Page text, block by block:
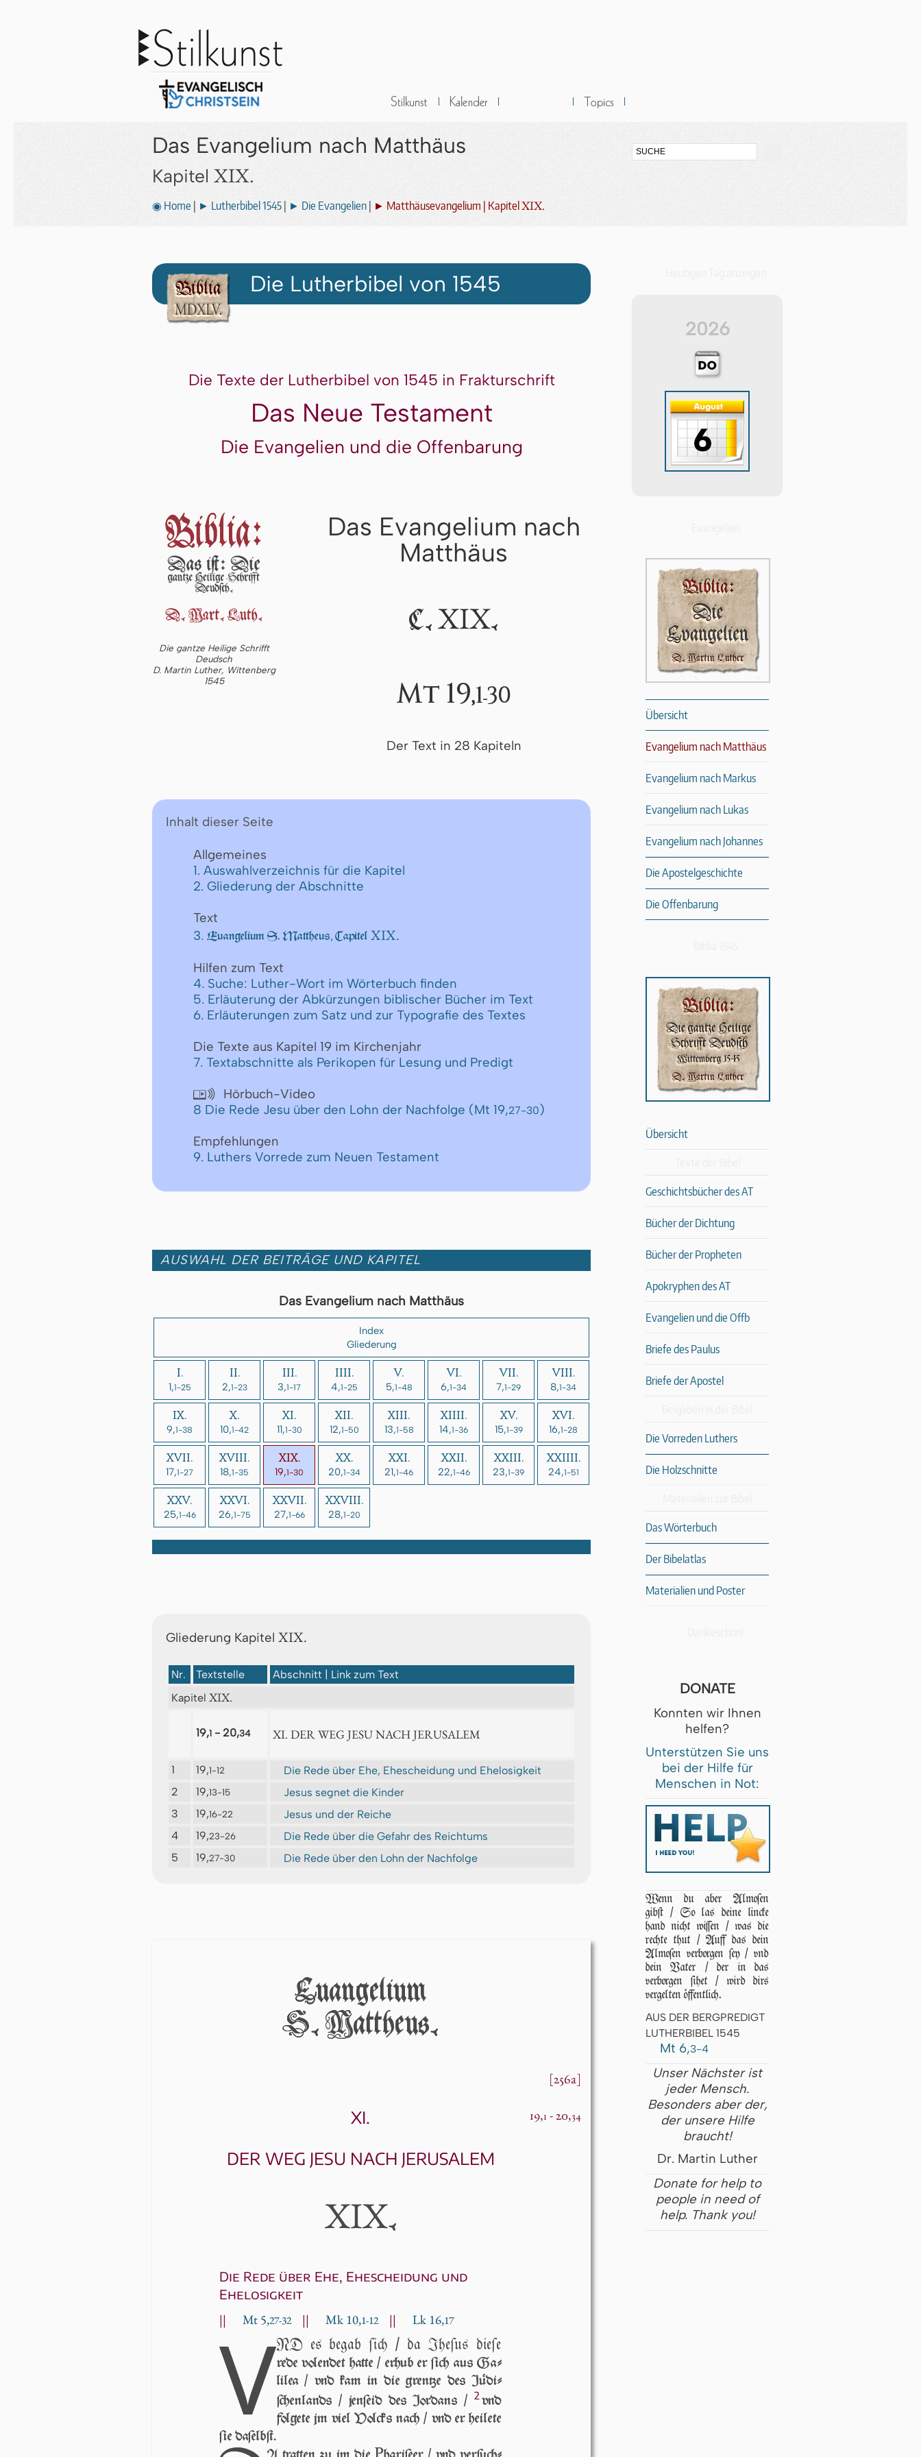
Das Evangelium nach Matthäus
Kapitel XIX.
◉ Home ► Lutherbibel 1545 ► Die Evangelien ► Matthäusevangelium | Kapitel XIX.
Die Lutherbibel von 1545
Die Texte der Lutherbibel von 1545 in Frakturschrift
Das Neue Testament
Die Evangelien und die Offenbarung
Die gantze Heilige Schrifft
Deudsch
D. Martin Luther, Wittenberg
1545
Das Evangelium nach
Matthäus
C. XIX.
Mt 19,1-30
Der Text in 28 Kapiteln
Inhalt dieser Seite
Allgemeines
1. Auswahlverzeichnis für die Kapitel
2. Gliederung der Abschnitte
Text
3. Euangelium S. Mattheus, Capitel XIX.
Hilfen zum Text
4. Suche: Luther-Wort im Wörterbuch finden
5. Erläuterung der Abkürzungen biblischer Bücher im Text
6. Erläuterungen zum Satz und zur Typografie des Textes
Die Texte aus Kapitel 19 im Kirchenjahr
7. Textabschnitte als Perikopen für Lesung und Predigt

Hörbuch-Video
8 Die Rede Jesu über den Lohn der Nachfolge (Mt 19,27-30)
Empfehlungen
9. Luthers Vorrede zum Neuen Testament
AUSWAHL DER BEITRÄGE UND KAPITEL
Das Evangelium nach Matthäus
Index
Gliederung
I.
1,1-25
II.
2,1-23
III.
3,1-17
IIII.
4,1-25
V.
5,1-48
VI.
6,1-34
VII.
7,1-29
VIII.
8,1-34
IX.
9,1-38
X.
10,1-42
XI.
11,1-30
XII.
12,1-50
XIII.
13,1-58
XIIII.
14,1-36
XV.
15,1-39
XVI.
16,1-28
XVII.
17,1-27
XVIII.
18,1-35
XIX.
19,1-30
XX.
20,1-34
XXI.
21,1-46
XXII.
22,1-46
XXIII.
23,1-39
XXIIII.
24,1-51
XXV.
25,1-46
XXVI.
26,1-75
XXVII.
27,1-66
XXVIII.
28,1-20
Gliederung Kapitel XIX.
Nr. Textstelle
Abschnitt | Link zum Text
Kapitel XIX.
19,1 - 20,34 XI. DER WEG JESU NACH JERUSALEM
1 19,1-12
Die Rede über Ehe, Ehescheidung und Ehelosigkeit
2
19,13-15
Jesus segnet die Kinder
3
19,16-22
Jesus und der Reiche
4
19,23-26
Die Rede über die Gefahr des Reichtums
5
19,27-30 Die Rede über den Lohn der Nachfolge
Euangelium
S. Mattheus.
[256a]
XI.
DER WEG JESU NACH JERUSALEM
19,1 - 20,34
XIX.
Die Rede über Ehe, Ehescheidung und
Ehelosigkeit
|| Mt 5,27-32|| Mk 10,1-12|| Lk 16,17
VND es begab ſich / da Jhe­ſus die­ſe
rede vol­en­det hatte / er­hub er ſich aus Ga­
li­lea / vnd kam in die gren­tze des Jü­di­
ſchen­lands / jen­ſeid des Jor­dans / 2 vnd
fol­ge­te jm viel Volcks nach / vnd er hei­le­te
ſie da­ſelbſt.
2026
Übersicht
Evangelium nach Matthäus
Evangelium nach Markus
Evangelium nach Lukas
Evangelium nach Johannes
Die Apostelgeschichte
Die Offenbarung
Übersicht
Geschichtsbücher des AT
Bücher der Dichtung
Bücher der Propheten
Apokryphen des AT
Evangelien und die Offb
Briefe des Paulus
Briefe der Apostel
Die Vorreden Luthers
Die Holzschnitte
Das Wörterbuch
Der Bibelatlas
Materialien und Poster
DONATE
Konnten wir Ihnen
helfen?
Unterstützen Sie uns
bei der Hilfe für
Menschen in Not:
Wenn du aber Almoſen
gibſt / So las deine lincke
hand nicht wiſſen / was die
rechte thut / Auff das dein
Almoſen verborgen ſey / vnd
dein Vater / der in das
verborgen ſihet / wird dirs
vergelten öffentlich.
AUS DER BERGPREDIGT
LUTHERBIBEL 1545
Mt 6,3-4
Unser Nächster ist
jeder Mensch.
Besonders aber der,
der unsere Hilfe
braucht!
Dr. Martin Luther
Donate for help to
people in need of
help. Thank you!